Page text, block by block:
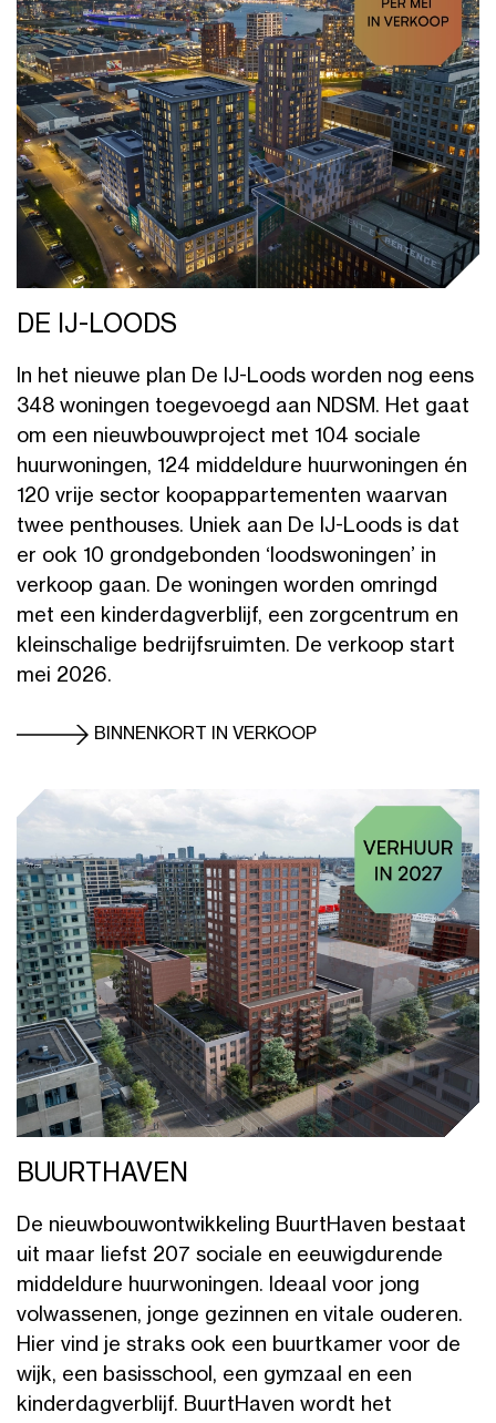
DE IJ-LOODS
In het nieuwe plan De IJ-Loods worden nog eens
348 woningen toegevoegd aan NDSM. Het gaat
om een nieuwbouwproject met 104 sociale
huurwoningen, 124 middeldure huurwoningen én
120 vrije sector koopappartementen waarvan
twee penthouses. Uniek aan De IJ-Loods is dat
er ook 10 grondgebonden ‘loodswoningen’ in
verkoop gaan. De woningen worden omringd
met een kinderdagverblijf, een zorgcentrum en
kleinschalige bedrijfsruimten. De verkoop start
mei 2026.
BINNENKORT IN VERKOOP
BUURTHAVEN
De nieuwbouwontwikkeling BuurtHaven bestaat
uit maar liefst 207 sociale en eeuwigdurende
middeldure huurwoningen. Ideaal voor jong
volwassenen, jonge gezinnen en vitale ouderen.
Hier vind je straks ook een buurtkamer voor de
wijk, een basisschool, een gymzaal en een
kinderdagverblijf. BuurtHaven wordt het